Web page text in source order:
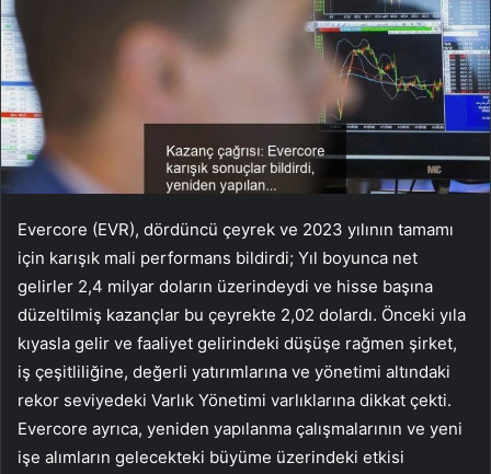
Evercore (EVR), dördüncü çeyrek ve 2023 yılının tamamı
için karışık mali performans bildirdi; Yıl boyunca net
gelirler 2,4 milyar doların üzerindeydi ve hisse başına
düzeltilmiş kazançlar bu çeyrekte 2,02 dolardı. Önceki yıla
kıyasla gelir ve faaliyet gelirindeki düşüşe rağmen şirket,
iş çeşitliliğine, değerli yatırımlarına ve yönetimi altındaki
rekor seviyedeki Varlık Yönetimi varlıklarına dikkat çekti.
Evercore ayrıca, yeniden yapılanma çalışmalarının ve yeni
işe alımların gelecekteki büyüme üzerindeki etkisi